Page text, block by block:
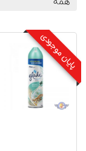
پایان موجودی